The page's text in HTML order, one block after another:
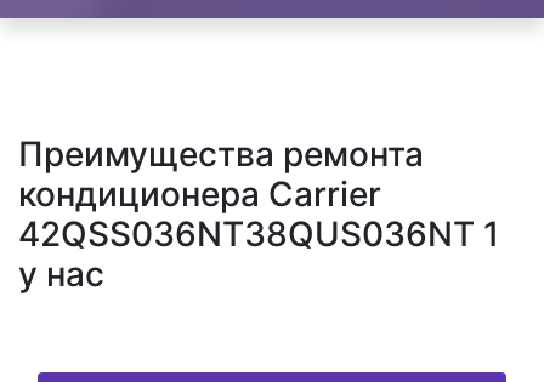
Преимущества ремонта
кондиционера Carrier
42QSS036NT38QUS036NT 1
у нас